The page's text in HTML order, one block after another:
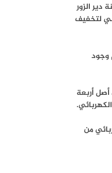
الزور
لتخفيف
وجود
أربعة
من